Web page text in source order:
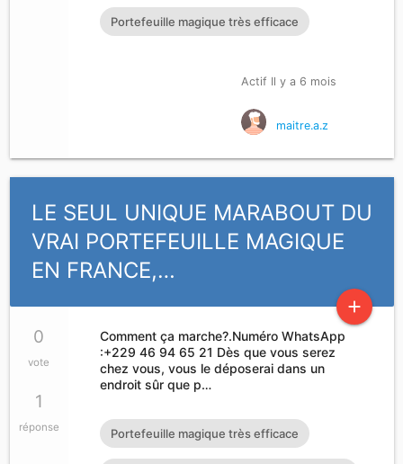
T’IL?
Portefeuille magique très efficace
Actif Il y a 6 mois
maitre.a.z
LE SEUL UNIQUE MARABOUT DU
VRAI PORTEFEUILLE MAGIQUE
EN FRANCE,…
add
0
vote
1
réponse
Comment ça marche?.Numéro WhatsApp
:+229 46 94 65 21 Dès que vous serez
chez vous, vous le déposerai dans un
endroit sûr que p…
Portefeuille magique très efficace